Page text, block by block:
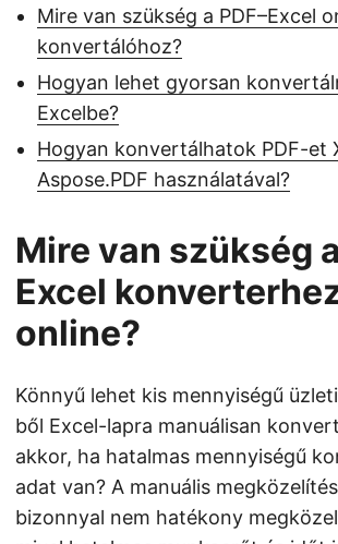
Mire van szükség a PDF–Excel
konvertálóhoz?
Hogyan lehet gyorsan
Excelbe?
Hogyan konvertálhatok PDF-et
Aspose.PDF használatával?
Mire van szükség
Excel
online?
Könnyű lehet kis mennyiségű
ből Excel-lapra manuálisan
akkor, ha hatalmas mennyiségű
adat van? A manuális
bizonnyal nem hatékony